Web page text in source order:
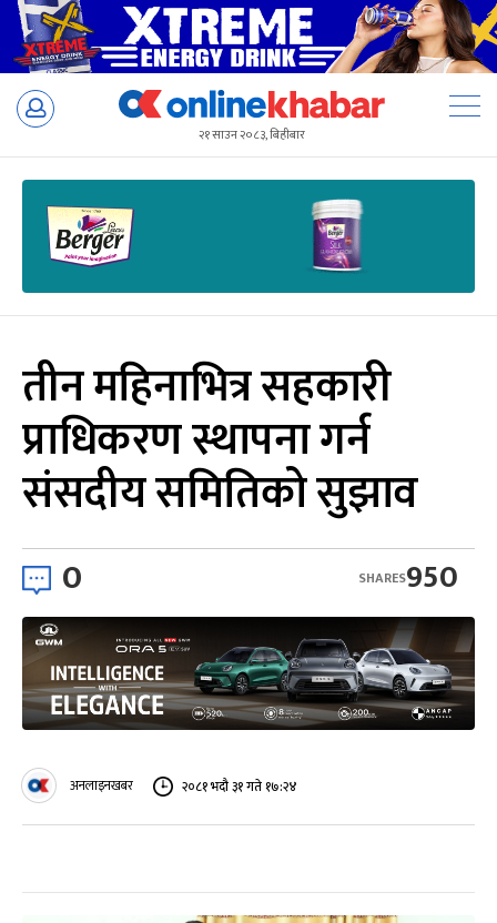
Skip
२१ साउन २०८३, बिहीबार
तीन महिनाभित्र सहकारी
प्राधिकरण स्थापना गर्न
संसदीय समितिको सुझाव
0 950
SHARES
अनलाइनखबर २०८१ भदौ ३१ गते १७:२४